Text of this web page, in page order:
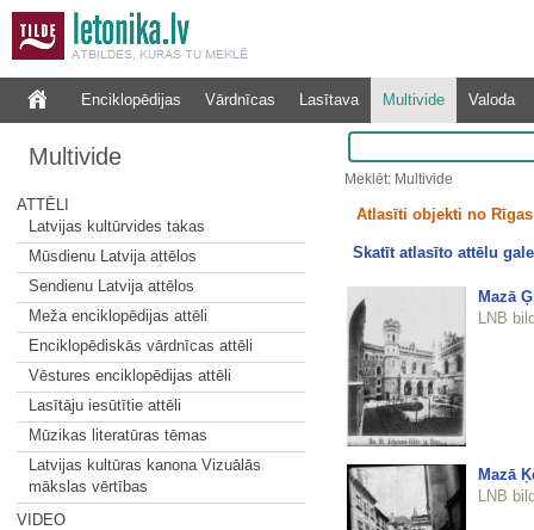
Enciklopēdijas Vārdnīcas Lasītava Multivide Valoda
Multivide
ATTĒLI
Latvijas kultūrvides takas
Mūsdienu Latvija attēlos
Sendienu Latvija attēlos
Meža enciklopēdijas attēli
Enciklopēdiskās vārdnīcas attēli
Vēstures enciklopēdijas attēli
Lasītāju iesūtītie attēli
Mūzikas literatūras tēmas
Latvijas kultūras kanona Vizuālās
mākslas vērtības
VIDEO
Meklēt: Multivide
Atlasīti objekti no
Skatīt atlasīto attēlu
Mazā
LNB
Mazā
LNB